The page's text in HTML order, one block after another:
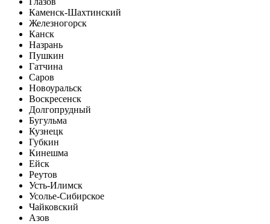
Каменск-Шахтинский
Железногорск
Канск
Назрань
Пушкин
Гатчина
Саров
Новоуральск
Воскресенск
Долгопрудный
Бугульма
Кузнецк
Губкин
Кинешма
Ейск
Реутов
Усть-Илимск
Усолье-Сибирское
Чайковский
Азов